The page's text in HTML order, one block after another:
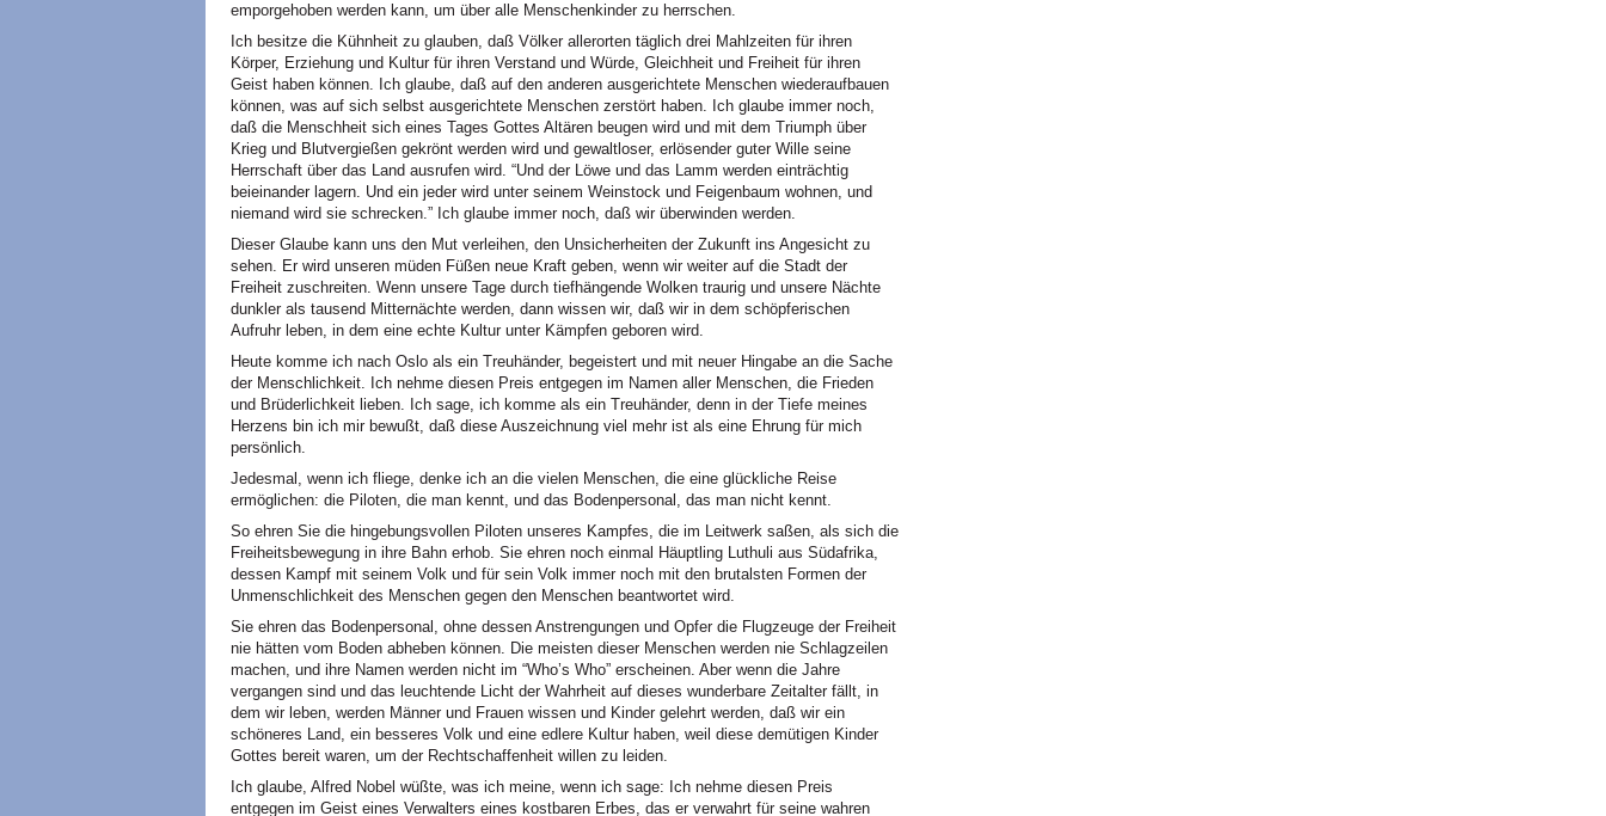
emporgehoben werden kann, um über alle Menschenkinder zu herrschen.
Ich besitze die Kühnheit zu glauben, daß Völker allerorten täglich drei Mahlzeiten für ihren
Körper, Erziehung und Kultur für ihren Verstand und Würde, Gleichheit und Freiheit für ihren
Geist haben können. Ich glaube, daß auf den anderen ausgerichtete Menschen wiederaufbauen
können, was auf sich selbst ausgerichtete Menschen zerstört haben. Ich glaube immer noch,
daß die Menschheit sich eines Tages Gottes Altären beugen wird und mit dem Triumph über
Krieg und Blutvergießen gekrönt werden wird und gewaltloser, erlösender guter Wille seine
Herrschaft über das Land ausrufen wird. “Und der Löwe und das Lamm werden einträchtig
beieinander lagern. Und ein jeder wird unter seinem Weinstock und Feigenbaum wohnen, und
niemand wird sie schrecken.” Ich glaube immer noch, daß wir überwinden werden.
Dieser Glaube kann uns den Mut verleihen, den Unsicherheiten der Zukunft ins Angesicht zu
sehen. Er wird unseren müden Füßen neue Kraft geben, wenn wir weiter auf die Stadt der
Freiheit zuschreiten. Wenn unsere Tage durch tiefhängende Wolken traurig und unsere Nächte
dunkler als tausend Mitternächte werden, dann wissen wir, daß wir in dem schöpferischen
Aufruhr leben, in dem eine echte Kultur unter Kämpfen geboren wird.
Heute komme ich nach Oslo als ein Treuhänder, begeistert und mit neuer Hingabe an die Sache
der Menschlichkeit. Ich nehme diesen Preis entgegen im Namen aller Menschen, die Frieden
und Brüderlichkeit lieben. Ich sage, ich komme als ein Treuhänder, denn in der Tiefe meines
Herzens bin ich mir bewußt, daß diese Auszeichnung viel mehr ist als eine Ehrung für mich
persönlich.
Jedesmal, wenn ich fliege, denke ich an die vielen Menschen, die eine glückliche Reise
ermöglichen: die Piloten, die man kennt, und das Bodenpersonal, das man nicht kennt.
So ehren Sie die hingebungsvollen Piloten unseres Kampfes, die im Leitwerk saßen, als sich die
Freiheitsbewegung in ihre Bahn erhob. Sie ehren noch einmal Häuptling Luthuli aus Südafrika,
dessen Kampf mit seinem Volk und für sein Volk immer noch mit den brutalsten Formen der
Unmenschlichkeit des Menschen gegen den Menschen beantwortet wird.
Sie ehren das Bodenpersonal, ohne dessen Anstrengungen und Opfer die Flugzeuge der Freiheit
nie hätten vom Boden abheben können. Die meisten dieser Menschen werden nie Schlagzeilen
machen, und ihre Namen werden nicht im “Who’s Who” erscheinen. Aber wenn die Jahre
vergangen sind und das leuchtende Licht der Wahrheit auf dieses wunderbare Zeitalter fällt, in
dem wir leben, werden Männer und Frauen wissen und Kinder gelehrt werden, daß wir ein
schöneres Land, ein besseres Volk und eine edlere Kultur haben, weil diese demütigen Kinder
Gottes bereit waren, um der Rechtschaffenheit willen zu leiden.
Ich glaube, Alfred Nobel wüßte, was ich meine, wenn ich sage: Ich nehme diesen Preis
entgegen im Geist eines Verwalters eines kostbaren Erbes, das er verwahrt für seine wahren